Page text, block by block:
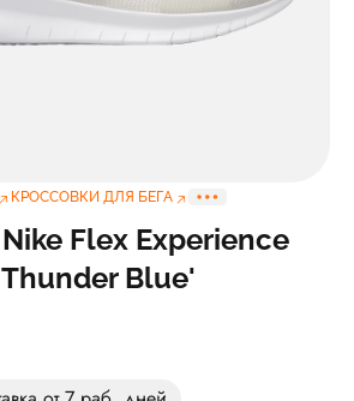
КРОССОВКИ ДЛЯ БЕГА
Flex Experience
Blue'